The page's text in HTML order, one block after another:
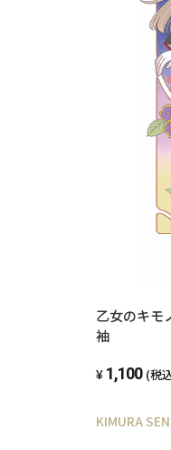
乙女のキ
袖
1,100 (税
KIMURA